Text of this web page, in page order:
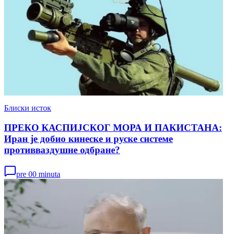
Блиски исток
ПРЕКО КАСПИЈСКОГ МОРА И ПАКИСТАНА:
Иран је добио кинеске и руске системе
противваздушне одбране?
pre 00 minuta